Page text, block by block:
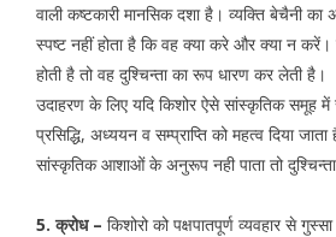
वाली कष्टकारी मानसिक दशा है। व्यक्ति बेचैनी
स्पष्ट नहीं होता है कि वह क्या करे और क्या न
होती है तो वह दुश्चिन्ता का रूप धारण कर लेती है।
उदाहरण के लिए यदि किशोर ऐसे सांस्कृतिक समूह में
प्रसिद्धि, अध्ययन व सम्प्राप्ति को महत्व दिया
सांस्कृतिक आशाओं के अनुरूप नही पाता तो दुश्चिन्ता
5. क्रोध – किशोरो को पक्षपातपूर्ण व्यवहार से